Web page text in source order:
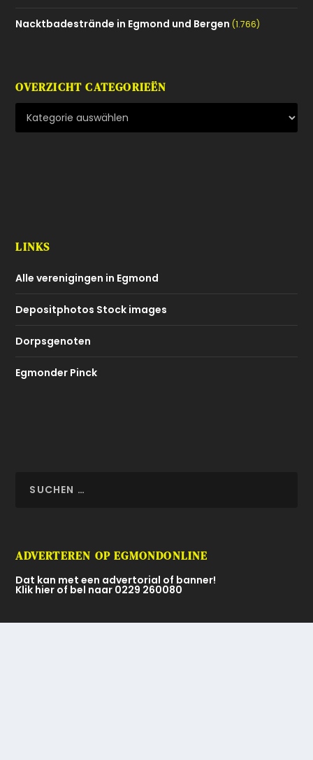
Nacktbadestrände in Egmond und Bergen (1.766)
OVERZICHT CATEGORIEËN
LINKS
Alle verenigingen in Egmond
Depositphotos Stock images
Dorpsgenoten
Egmonder Pinck
ADVERTEREN OP EGMONDONLINE
Dat kan met een advertorial of banner!
Klik hier of bel naar 0229 260080